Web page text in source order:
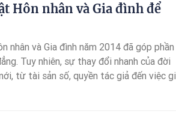
Hôn nhân và Gia đình để
nhân và Gia đình năm 2014 đã góp phần
Tuy nhiên, sự thay đổi nhanh của đời
từ tài sản số, quyền tác giả đến việc
như vợ chồng nhưng không đăng ký